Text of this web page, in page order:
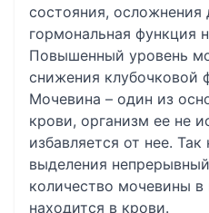
состояния, осложнения
гормональная функция
Повышенный уровень
снижения клубочковой
Мочевина – один из
крови, организм ее не
избавляется от нее. Так
выделения
количество мочевины в
находится в крови.